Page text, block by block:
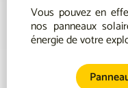
Vous pouvez en
nos panneaux
énergie de votre